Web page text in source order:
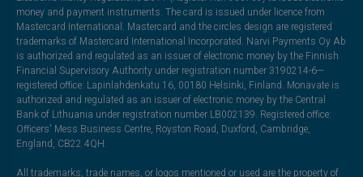
money and payment instruments. The card is issued under licence from
Mastercard International. Mastercard and the circles design are registered
trademarks of Mastercard International Incorporated. Narvi Payments Oy Ab
is authorized and regulated as an issuer of electronic money by the Finnish
Financial Supervisory Authority under registration number 3190214-6—
registered office: Lapinlahdenkatu 16, 00180 Helsinki, Finland. Monavate is
authorized and regulated as an issuer of electronic money by the Central
Bank of Lithuania under registration number LB002139. Registered office:
Officers' Mess Business Centre, Royston Road, Duxford, Cambridge,
England, CB22 4QH.
All trademarks, trade names, or logos mentioned or used are the property of